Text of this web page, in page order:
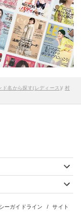
ド名から探す(レディース)/ 村
ーガイドライン
サイト